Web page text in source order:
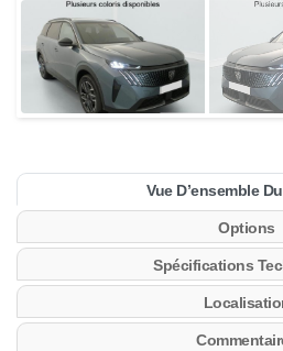
Vue D’ensemble
Options
Spécifications